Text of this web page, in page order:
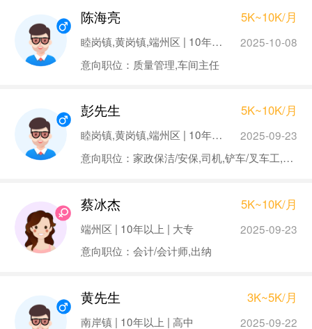
陈海亮 5K~10K/月
睦岗镇,黄岗镇,端州区 | 10年以上 | 大专
2025-10-08
意向职位：质量管理,车间主任
彭先生 5K~10K/月
睦岗镇,黄岗镇,端州区 | 10年以上 | 中专
2025-09-23
意向职位：家政保洁/安保,司机,铲车/叉车工,物业经理/主管,招商经理/主管
蔡冰杰 5K~10K/月
端州区 | 10年以上 | 大专
2025-09-23
意向职位：会计/会计师,出纳
黄先生 3K~5K/月
南岸镇 | 10年以上 | 高中
2025-09-22